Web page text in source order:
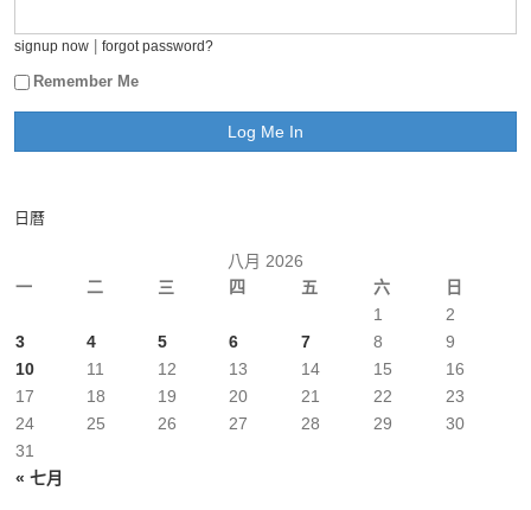
signup now forgot password?
Remember Me
日曆
八月 2026
一
二 三 四 五 六 日
« 七月
1
2
3
4 5 6 7 8
9
10
11 12 13 14 15
16
17
18 19 20 21 22
23
24
25 26 27 28 29
30
31